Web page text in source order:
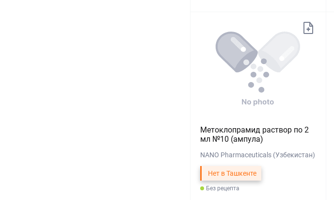
Метоклопрамид раствор по 2
мл №10 (ампула)
NANO Pharmaceuticals (Узбекистан)
Нет в Ташкенте
Без рецепта